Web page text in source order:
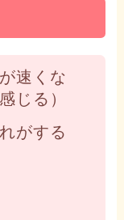
速くな
じる）
がする